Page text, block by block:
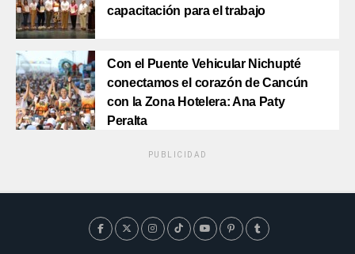
capacitación para el trabajo
Con el Puente Vehicular Nichupté
conectamos el corazón de Cancún
con la Zona Hotelera: Ana Paty
Peralta
PUBLICIDAD